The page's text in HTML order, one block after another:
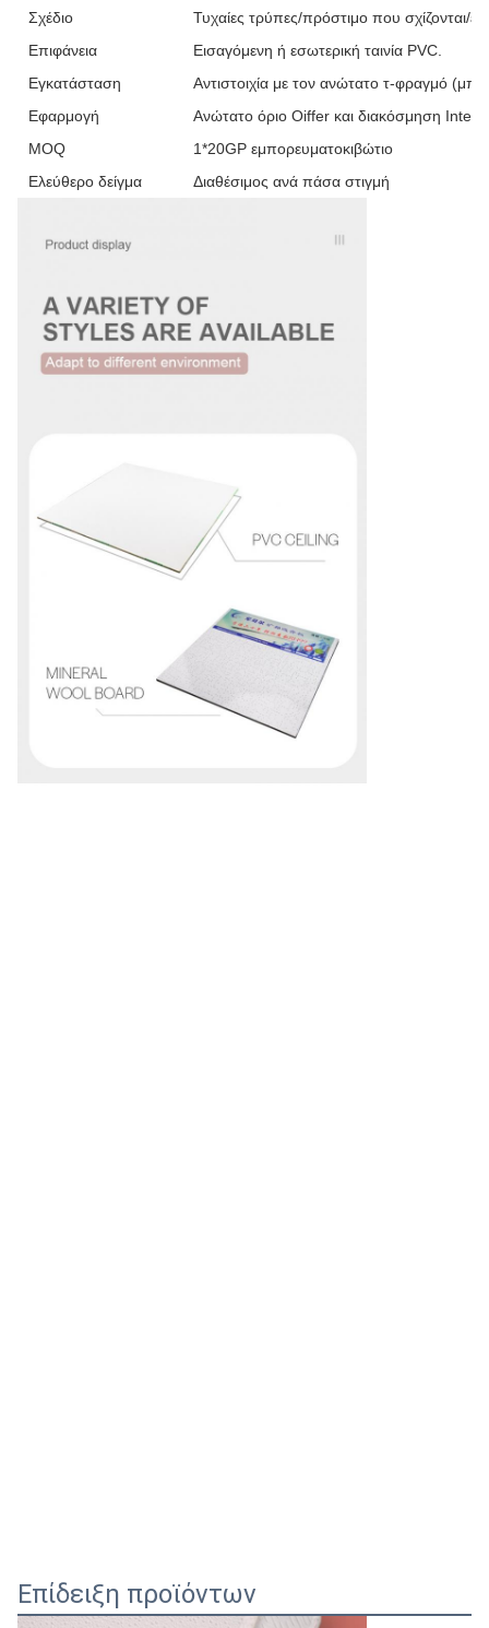
Σχέδιο
Τυχαίες τρύπες/πρόστιμο που σχίζονται/
Επιφάνεια
Εισαγόμενη ή εσωτερική ταινία PVC.
Εγκατάσταση
Αντιστοιχία με τον ανώτατο τ-φραγμό
Εφαρμογή
Ανώτατο όριο Oiffer και διακόσμηση
MOQ
1*20GP εμπορευματοκιβώτιο
Ελεύθερο δείγμα
Διαθέσιμος ανά πάσα στιγμή
Επίδειξη προϊόντων